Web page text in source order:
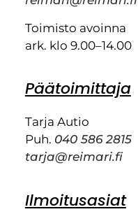
Toimisto avoinna
ark. klo 9.00–14.00
Päätoimittaja
Tarja Autio
Puh. 040 586 2815
tarja@reimari.fi
Ilmoitusasiat